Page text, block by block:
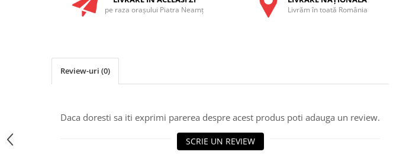
pe raza oraşului Piatra Neamţ Livrăm în toată România
Review-uri (0)
Daca doresti sa iti exprimi parerea despre acest produs poti adauga un review.
SCRIE UN REVIEW